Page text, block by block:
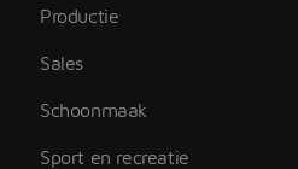
Productie
Sales
Schoonmaak
Sport en recreatie